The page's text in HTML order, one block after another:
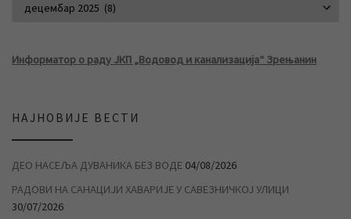
Информатор о раду ЈКП „Водовод и канализација“ Зрењанин
НАЈНОВИЈЕ ВЕСТИ
ДЕО НАСЕЉА ДУВАНИКА БЕЗ ВОДЕ 04/08/2026
РАДОВИ НА САНАЦИЈИ ХАВАРИЈЕ У САВЕЗНИЧКОЈ УЛИЦИ
30/07/2026